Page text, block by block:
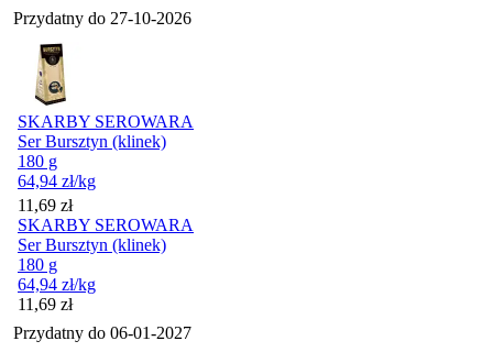
Przydatny do 27-10-2026
SKARBY SEROWARA
Ser Bursztyn (klinek)
180 g
64,94 zł/kg
Cena
11,69 zł
SKARBY SEROWARA
Ser Bursztyn (klinek)
180 g
64,94 zł/kg
Cena
11,69 zł
Przydatny do 06-01-2027